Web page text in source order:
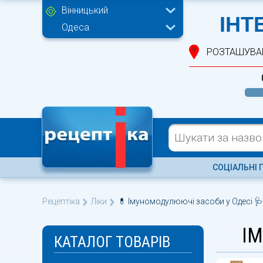
Вінницький
Одеса
СОЦІАЛЬНІ
Рецептіка Ліки 💊 Імуномодулюючі засоби у Одесі 🩺
КАТАЛОГ ТОВАРІВ